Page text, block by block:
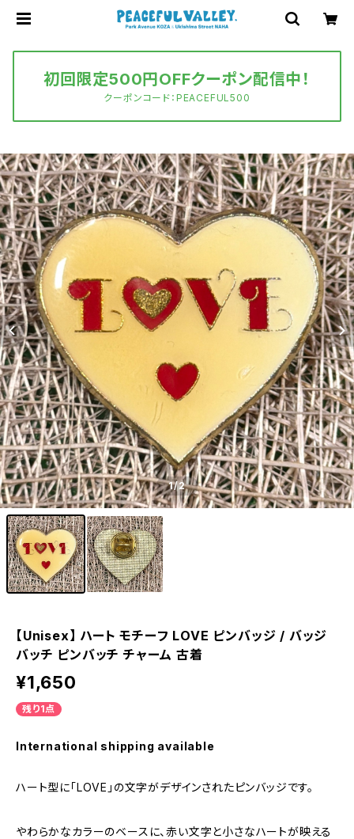
初回限定500円OFFクーポン配信中！
クーポンコード：PEACEFUL500
1/2
【Unisex】 ハート モチーフ LOVE ピンバッジ / バッジ
バッチ ピンバッチ チャーム 古着
¥1,650
残り1点
International shipping available
ハート型に「LOVE」の文字がデザインされたピンバッジです。
やわらかなカラーのベースに、赤い文字と小さなハートが映える